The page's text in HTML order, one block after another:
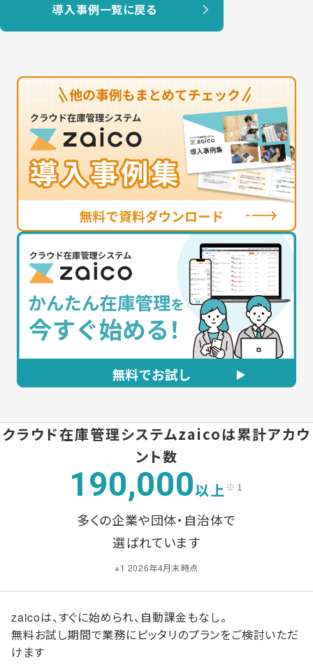
導入事例一覧に戻る
クラウド在庫管理システムzaicoは累計アカウ
ント数
190,000以上 ※1
多くの企業や団体・自治体で
選ばれています
※1 2026年4月末時点
zaicoは、すぐに始められ、自動課金もなし。
無料お試し期間で業務にピッタリのプランをご検討いただ
けます